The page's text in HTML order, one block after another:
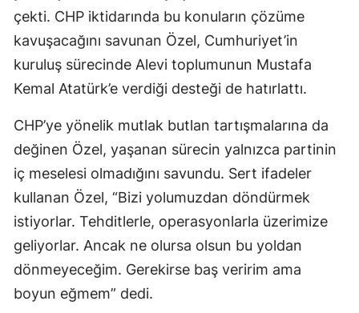
çekti. CHP iktidarında bu konuların çözüme
kavuşacağını savunan Özel, Cumhuriyet’in
kuruluş sürecinde Alevi toplumunun Mustafa
Kemal Atatürk’e verdiği desteği de hatırlattı.
CHP’ye yönelik mutlak butlan tartışmalarına da
değinen Özel, yaşanan sürecin yalnızca partinin
iç meselesi olmadığını savundu. Sert ifadeler
kullanan Özel, “Bizi yolumuzdan döndürmek
istiyorlar. Tehditlerle, operasyonlarla üzerimize
geliyorlar. Ancak ne olursa olsun bu yoldan
dönmeyeceğim. Gerekirse baş veririm ama
boyun eğmem” dedi.